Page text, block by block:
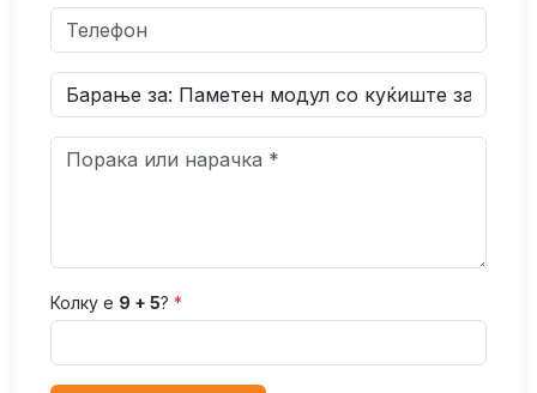
Колку е 9 + 5? *